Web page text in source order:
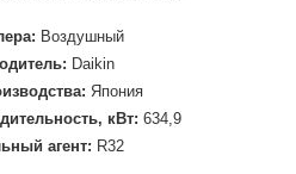
Воздушный
Daikin
Япония
кВт: 634,9
агент: R32